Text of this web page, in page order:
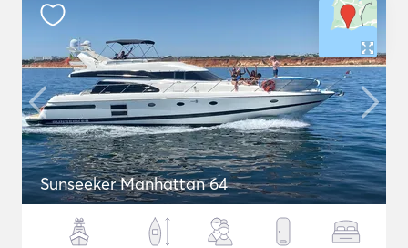
Sunseeker Manhattan 64